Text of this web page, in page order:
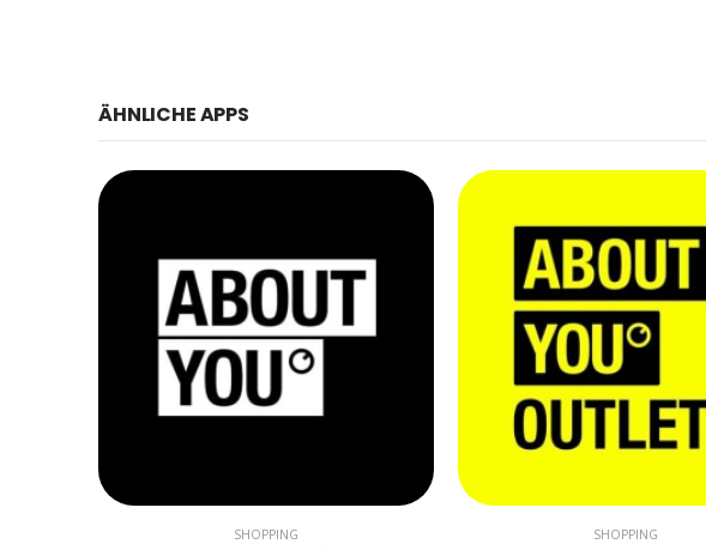
ÄHNLICHE APPS
SHOPPING SHOPPING